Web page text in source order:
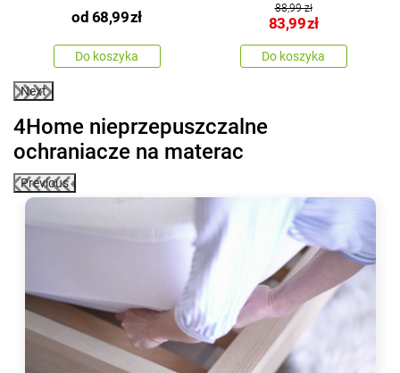
od 68,99zł
Do koszyka
88,99 zł
83,99zł
Do koszyka
Next
4Home nieprzepuszczalne
ochraniacze na materac
Previous